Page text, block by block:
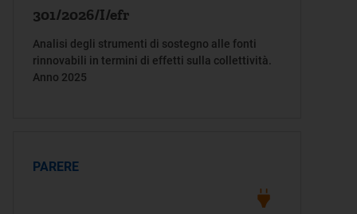
301/2026/I/efr
Analisi degli strumenti di sostegno alle fonti
rinnovabili in termini di effetti sulla collettività.
Anno 2025
PARERE